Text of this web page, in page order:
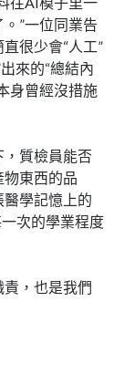
”一位同業告
很少會“人工”
來的“總結內
身曾經沒措施
質檢員能否
東西的品
學記憶上的
次的學業程度
，也是我們